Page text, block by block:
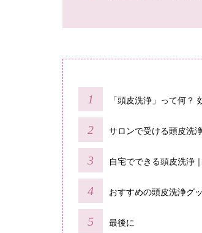
「頭皮洗浄」って何？
サロンで受ける頭皮洗
自宅でできる頭皮洗浄
おすすめの頭皮洗浄グ
最後に